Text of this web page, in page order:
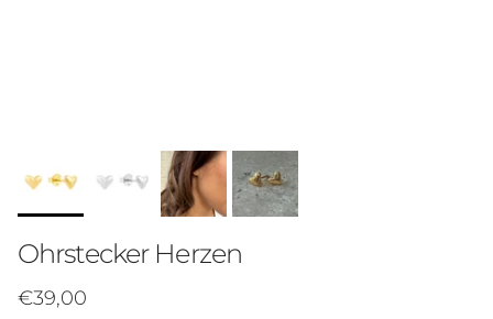
Ohrstecker Herzen
€39,00